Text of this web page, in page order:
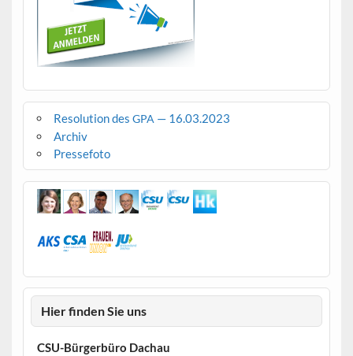
Resolution des GPA — 16.03.2023
Archiv
Pressefoto
Hier finden Sie uns
CSU-Bürgerbüro Dachau